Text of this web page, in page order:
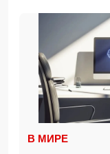
В МИРЕ